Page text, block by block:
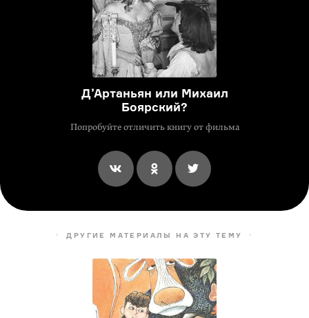
Д’Артаньян или Михаил
Боярский?
Попробуйте отличить книгу от фильма
ДРУГИЕ МАТЕРИАЛЫ НА ЭТУ ТЕМУ